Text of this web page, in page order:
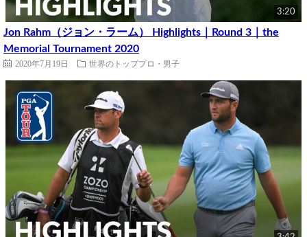
3:20
Jon Rahm（ジョン・ラーム） Highlights｜Round 3｜the
Memorial Tournament 2020
2020年7月19日 世界のトッププロ・男子